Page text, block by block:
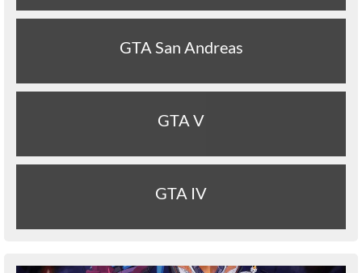
GTA San Andreas
GTA V
GTA IV